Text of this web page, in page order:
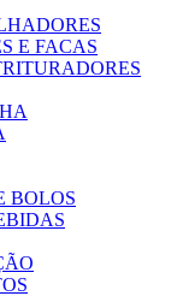
E FACAS
BOLOS